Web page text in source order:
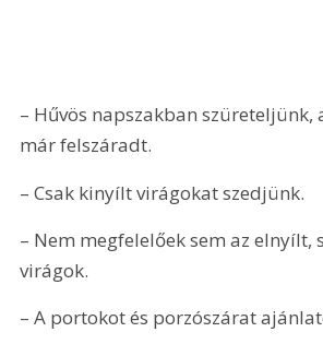
– Hűvös napszakban
már felszáradt.
– Csak kinyílt virágokat szedjünk.
– Nem megfelelőek sem az elnyílt,
virágok.
– A portokot és porzószárat